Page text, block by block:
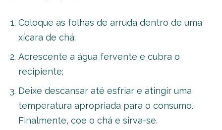
Coloque as folhas de arruda dentro de uma
xícara de chá;
Acrescente a água fervente e cubra o
recipiente;
Deixe descansar até esfriar e atingir uma
temperatura apropriada para o consumo.
Finalmente, coe o chá e sirva-se.